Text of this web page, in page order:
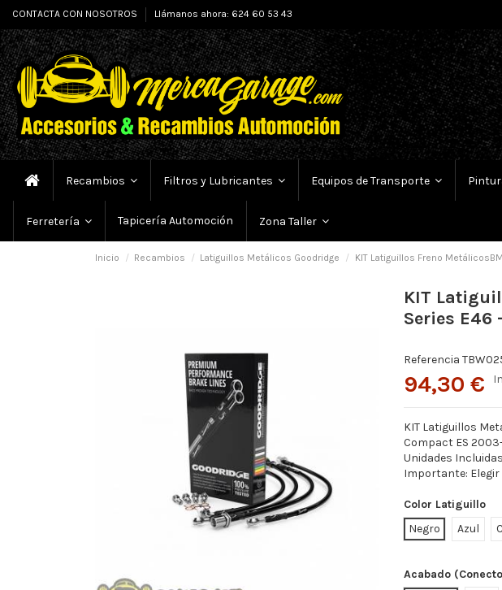
CONTACTA CON NOSOTROS Llámanos ahora: 624 60 53 43
Recambios Filtros y Lubricantes Equipos de Transporte
Ferretería Tapicería Automoción Zona Taller
Inicio Recambios Latiguillos Metálicos Goodridge KIT Latiguillos Freno
KIT
Series E46
Referencia
94,30 €
KIT Latiguillos
Compact ES
Unidades
Importante:
Color Latiguillo
Negro
Azul
Acabado